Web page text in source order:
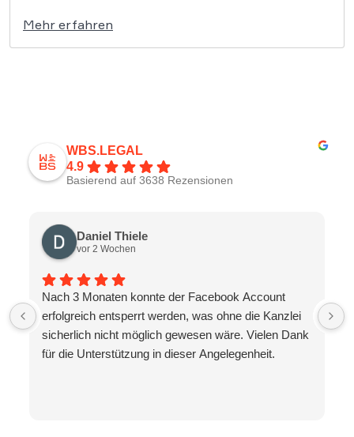
Einrichtungen Kompetente Beratung im Urheber-
und Medienrecht Die Weiterleitung von Radio- und
Mehr erfahren
WBS.LEGAL
4.9
Basierend auf 3638 Rezensionen
Daniel Thiele
vor 2 Wochen
Nach 3 Monaten konnte der Facebook Account
erfolgreich entsperrt werden, was ohne die Kanzlei
sicherlich nicht möglich gewesen wäre. Vielen Dank
für die Unterstützung in dieser Angelegenheit.